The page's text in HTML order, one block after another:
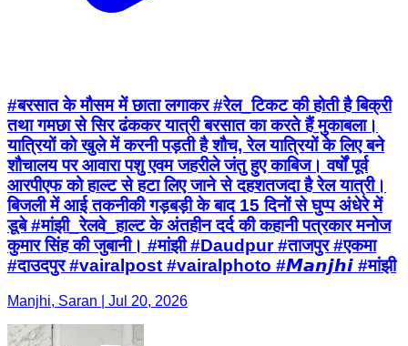
#बरसात के मौसम में छाता लगाकर #रेल_टिकट की होती है बिक्री
तथा गमछा से सिर ढंककर यात्री बरसात का करते हैं मुकाबला।
यात्रियों को खुले में करनी पड़ती है शौच, रेल यात्रियों के लिए बने
शौचालय पर आवारा पशु एवम जहरीले जंतु हुए काबिज। वर्षों पूर्व
आरपीएफ को हाल्ट से हटा लिए जाने से दहशतजदा है रेल यात्री।
बिजली में आई तकनीकी गड़बड़ी के बाद 15 दिनों से घुप्प अंधेरे में
डूबे #मांझी_रेलवे_हाल्ट के अंतहीन दर्द की कहानी पत्रकार मनोज
कुमार सिंह की जुबानी। #मांझी #Daudpur #ताजपुर #एकमा
#दाउदपुर #vairalpost #vairalphoto #𝙈𝙖𝙣𝙟𝙝𝙞 #मांझी
Manjhi, Saran | Jul 20, 2026